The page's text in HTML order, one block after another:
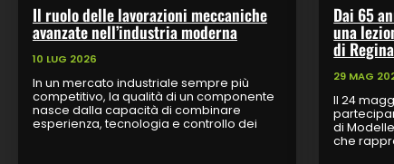
Il ruolo delle lavorazioni meccaniche
avanzate nell’industria moderna
10 LUG 2026
In un mercato industriale sempre più
competitivo, la qualità di un componente
nasce dalla capacità di combinare
esperienza, tecnologia e controllo dei
Dai 65
una
di
29 MAG
Il 24
di
che